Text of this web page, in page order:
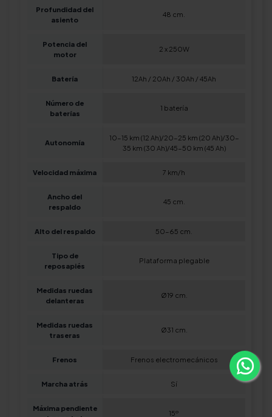
Profundidad del
asiento
48 cm.
Potencia del
motor
2 x 250W
Batería 12Ah / 20Ah / 30Ah / 45Ah
Número de
baterías
1 batería
Autonomía
10-15 km (12 Ah)/20-25 km (20 Ah)/30-
35 km (30 Ah)/45-50 km (45 Ah)
Velocidad máxima 7 km/h
Ancho del
respaldo
45 cm.
Alto del respaldo 50-65 cm.
Tipo de
reposapiés
Plataforma plegable
Medidas ruedas
delanteras
Ø19 cm.
Medidas ruedas
traseras
Ø31 cm.
Frenos Frenos electromecánicos
Marcha atrás Sí
Máxima pendiente
15º